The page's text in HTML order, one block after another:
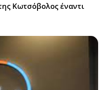
Κωτσόβολος έναντι